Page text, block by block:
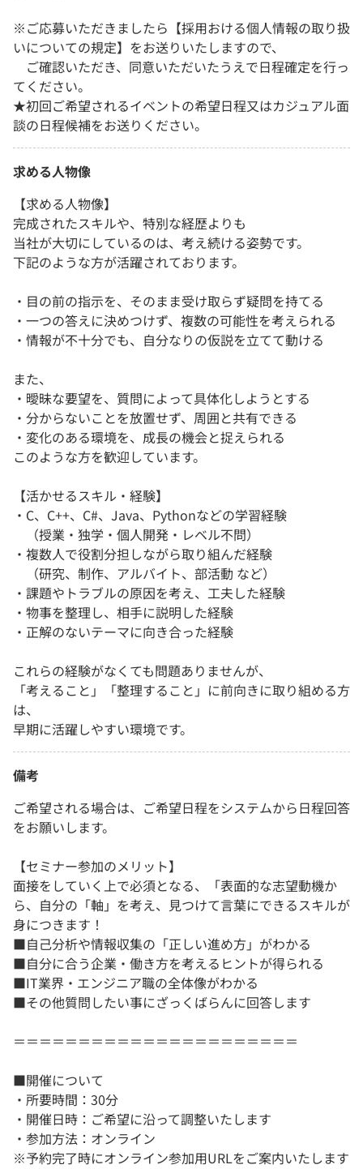
※ご応募いただきましたら【採用おける個人情報の取り扱
いについての規定】をお送りいたしますので、
ご確認いただき、同意いただいたうえで日程確定を行っ
てください。
★初回ご希望されるイベントの希望日程又はカジュアル面
談の日程候補をお送りください。
求める人物像
【求める人物像】
完成されたスキルや、特別な経歴よりも
当社が大切にしているのは、考え続ける姿勢です。
下記のような方が活躍されております。
・目の前の指示を、そのまま受け取らず疑問を持てる
・一つの答えに決めつけず、複数の可能性を考えられる
・情報が不十分でも、自分なりの仮説を立てて動ける
また、
・曖昧な要望を、質問によって具体化しようとする
・分からないことを放置せず、周囲と共有できる
・変化のある環境を、成長の機会と捉えられる
このような方を歓迎しています。
【活かせるスキル・経験】
・C、C++、C#、Java、Pythonなどの学習経験
（授業・独学・個人開発・レベル不問）
・複数人で役割分担しながら取り組んだ経験
（研究、制作、アルバイト、部活動 など）
・課題やトラブルの原因を考え、工夫した経験
・物事を整理し、相手に説明した経験
・正解のないテーマに向き合った経験
これらの経験がなくても問題ありませんが、
「考えること」「整理すること」に前向きに取り組める方
は、
早期に活躍しやすい環境です。
備考
ご希望される場合は、ご希望日程をシステムから日程回答
をお願いします。
【セミナー参加のメリット】
面接をしていく上で必須となる、「表面的な志望動機か
ら、自分の「軸」を考え、見つけて言葉にできるスキルが
身につきます！
■自己分析や情報収集の「正しい進め方」がわかる
■自分に合う企業・働き方を考えるヒントが得られる
■IT業界・エンジニア職の全体像がわかる
■その他質問したい事にざっくばらんに回答します
＝＝＝＝＝＝＝＝＝＝＝＝＝＝＝＝＝＝＝＝＝＝
■開催について
・所要時間：30分
・開催日時：ご希望に沿って調整いたします
・参加方法：オンライン
※予約完了時にオンライン参加用URLをご案内いたします